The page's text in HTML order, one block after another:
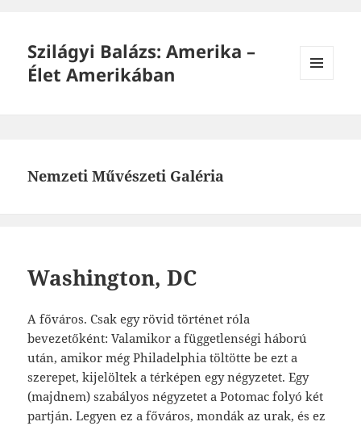
Szilágyi Balázs: Amerika –
Élet Amerikában
Nemzeti Művészeti Galéria
Washington, DC
A főváros. Csak egy rövid történet róla
bevezetőként: Valamikor a függetlenségi háború
után, amikor még Philadelphia töltötte be ezt a
szerepet, kijelöltek a térképen egy négyzetet. Egy
(majdnem) szabályos négyzetet a Potomac folyó két
partján. Legyen ez a főváros, mondák az urak, és ez